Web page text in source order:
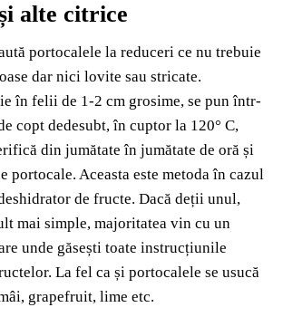
alte citrice
portocalele la reduceri ce nu trebuie
dar nici lovite sau stricate.
în felii de 1-2 cm grosime, se pun într-
copt dedesubt, în cuptor la 120° C,
din jumătate în jumătate de oră și
portocale. Aceasta este metoda în cazul
de fructe. Dacă deții unul,
mai simple, majoritatea vin cu un
unde găsești toate instrucțiunile
La fel ca și portocalele se usucă
grapefruit, lime etc.